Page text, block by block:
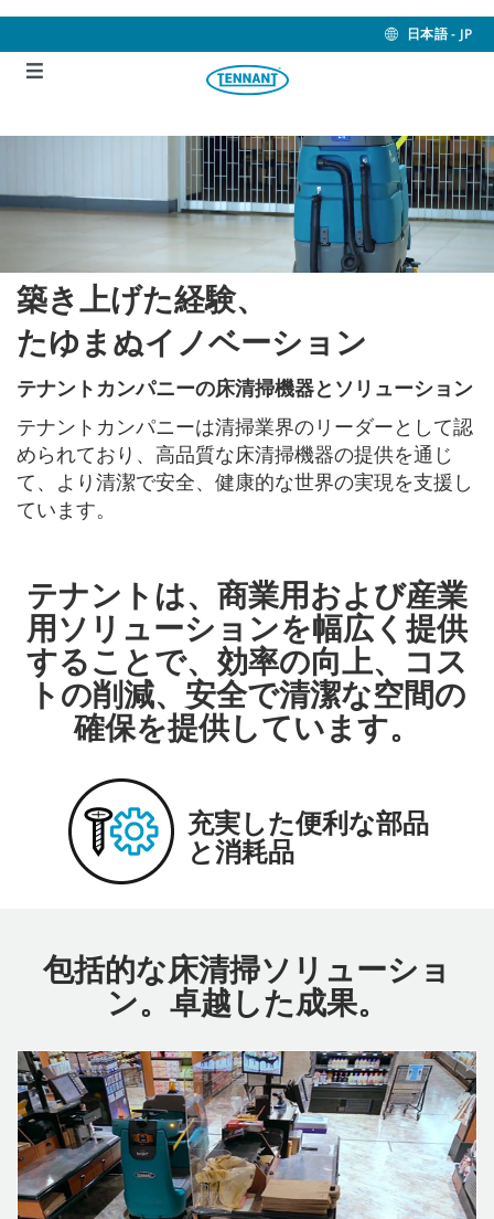
content
navigation
menu
日本語 - JP
築き上げた経験、
たゆまぬイノベーション
テナントカンパニーの床清掃機器とソリューション
テナントカンパニーは清掃業界のリーダーとして認
められており、高品質な床清掃機器の提供を通じ
て、より清潔で安全、健康的な世界の実現を支援し
ています。
テナントは、商業用および産業
用ソリューションを幅広く提供
することで、効率の向上、コス
トの削減、安全で清潔な空間の
確保を提供しています。
信頼性が高く長持ち
する機器
最新の清掃技術
優れたサポートとサ
ービス
充実した便利な部品
と消耗品
包括的な床清掃ソリューショ
ン。卓越した成果。